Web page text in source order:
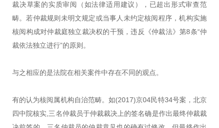
裁决草案的实质审阅（如法律适用建议），已超出形式审查范
畴。若仲裁规则未明文规定或当事人未约定核阅程序，机构实施
核阅构成对仲裁庭独立裁决权的干预，违反《仲裁法》第8条“仲
裁依法独立进行”的原则。
与之相应的是法院在相关案件中存在不同的观点。
有的认为核阅属机构自治范畴。如(2017)京04民特34号案，北京
四中院核实,三名仲裁员于仲裁裁决上的签名确是作出最终仲裁裁